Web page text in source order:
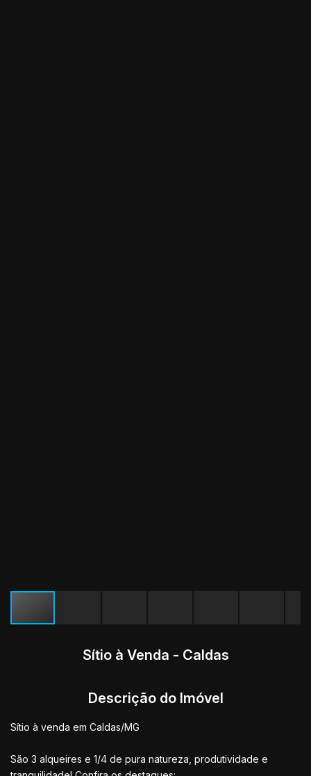
Sítio à Venda - Caldas
Descrição do Imóvel
Sítio à venda em Caldas/MG
São 3 alqueires e 1/4 de pura natureza, produtividade e